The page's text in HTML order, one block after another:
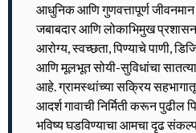
आधुनिक आणि गुणवत्तापूर्ण
जबाबदार आणि लोकाभिमुख
आरोग्य, स्वच्छता, पिण्याचे पाणी,
आणि मूलभूत सोयी-सुविधांचा
आहे. ग्रामस्थांच्या सक्रिय
आदर्श गावाची निर्मिती करून पुढील
भविष्य घडविण्याचा आमचा दृढ